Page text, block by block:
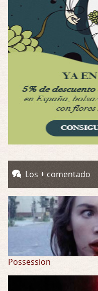
Se llama la posesión en
Obsession
Por: Mariano
Por: Chica Stark
Possession
Posesión Infernal: En
Por: Skalope
Los + comentado
Possession